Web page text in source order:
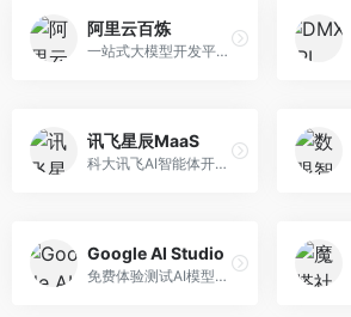
阿里云百炼
一站式大模型开发平台，深度整合阿里云服务。面向企业开发者和AI团队，提供模型训练、微调、部署、应用开发等全流程服务，企业级功能完善。
讯飞星辰MaaS
科大讯飞AI智能体开发平台，专注于企业级模型服务。面向企业用户，提供模型调用、智能体创建、行业解决方案等服务，中文能力突出。
Google AI Studio
免费体验测试AI模型的平台，深度整合Google生态。面向开发者和研究者，提供Gemini模型体验、API密钥管理、提示词测试等服务，免费使用。